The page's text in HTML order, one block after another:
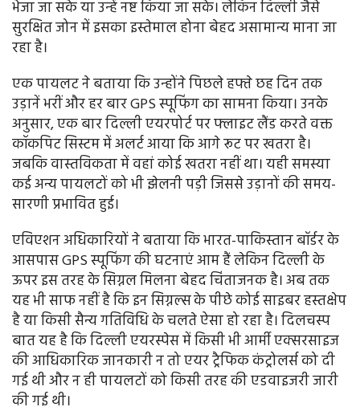
भेजा जा सके या उन्हें नष्ट किया जा सके। लेकिन दिल्ली जैसे
सुरक्षित जोन में इसका इस्तेमाल होना बेहद असामान्य माना जा
रहा है।
एक पायलट ने बताया कि उन्होंने पिछले हफ्ते छह दिन तक
उड़ानें भरीं और हर बार GPS स्पूफिंग का सामना किया। उनके
अनुसार, एक बार दिल्ली एयरपोर्ट पर फ्लाइट लैंड करते वक्त
कॉकपिट सिस्टम में अलर्ट आया कि आगे रूट पर खतरा है।
जबकि वास्तविकता में वहां कोई खतरा नहीं था। यही समस्या
कई अन्य पायलटों को भी झेलनी पड़ी जिससे उड़ानों की समय-
सारणी प्रभावित हुई।
एविएशन अधिकारियों ने बताया कि भारत-पाकिस्तान बॉर्डर के
आसपास GPS स्पूफिंग की घटनाएं आम हैं लेकिन दिल्ली के
ऊपर इस तरह के सिग्नल मिलना बेहद चिंताजनक है। अब तक
यह भी साफ नहीं है कि इन सिग्नल्स के पीछे कोई साइबर हस्तक्षेप
है या किसी सैन्य गतिविधि के चलते ऐसा हो रहा है। दिलचस्प
बात यह है कि दिल्ली एयरस्पेस में किसी भी आर्मी एक्सरसाइज
की आधिकारिक जानकारी न तो एयर ट्रैफिक कंट्रोलर्स को दी
गई थी और न ही पायलटों को किसी तरह की एडवाइजरी जारी
की गई थी।